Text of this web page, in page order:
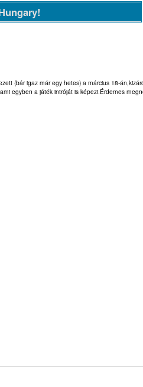
(bár igaz már egy hetes) a március 18-
egyben a játék intróját is képezi.Érdemes